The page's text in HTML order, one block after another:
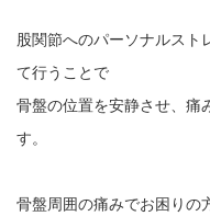
股関節へのパーソナルスト
て行うことで
骨盤の位置を安静させ、痛
す。
骨盤周囲の痛みでお困りの